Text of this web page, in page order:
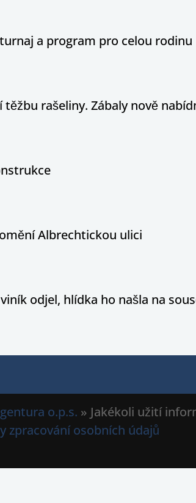
a program pro celou rodinu
rašeliny. Zábaly nově
Albrechtickou ulici
odjel, hlídka ho našla na
o.p.s. » Jakékoli užití
zpracování osobních údajů